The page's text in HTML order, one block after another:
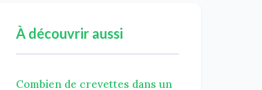
À découvrir aussi
Combien de crevettes dans un